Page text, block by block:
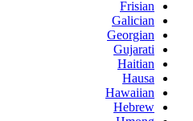
Frisian
Galician
Georgian
Gujarati
Haitian
Hausa
Hawaiian
Hebrew